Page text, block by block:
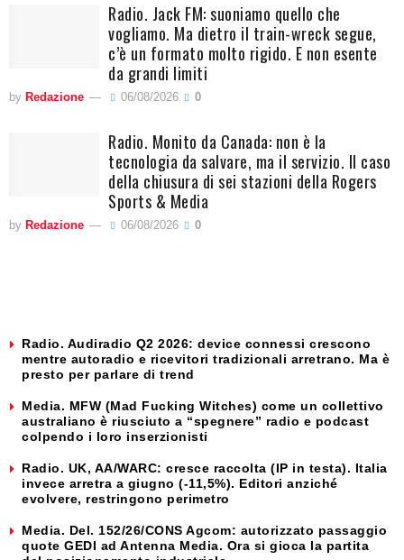
Radio. Jack FM: suoniamo quello che
vogliamo. Ma dietro il train-wreck segue,
c’è un formato molto rigido. E non esente
da grandi limiti
by Redazione 06/08/2026 0
Radio. Monito da Canada: non è la
tecnologia da salvare, ma il servizio. Il caso
della chiusura di sei stazioni della Rogers
Sports & Media
by Redazione 06/08/2026 0
Radio. Audiradio Q2 2026: device connessi crescono
mentre autoradio e ricevitori tradizionali arretrano. Ma è
presto per parlare di trend
Media. MFW (Mad Fucking Witches) come un collettivo
australiano è riusciuto a “spegnere” radio e podcast
colpendo i loro inserzionisti
Radio. UK, AA/WARC: cresce raccolta (IP in testa). Italia
invece arretra a giugno (-11,5%). Editori anziché
evolvere, restringono perimetro
Media. Del. 152/26/CONS Agcom: autorizzato passaggio
quote GEDI ad Antenna Media. Ora si gioca la partita